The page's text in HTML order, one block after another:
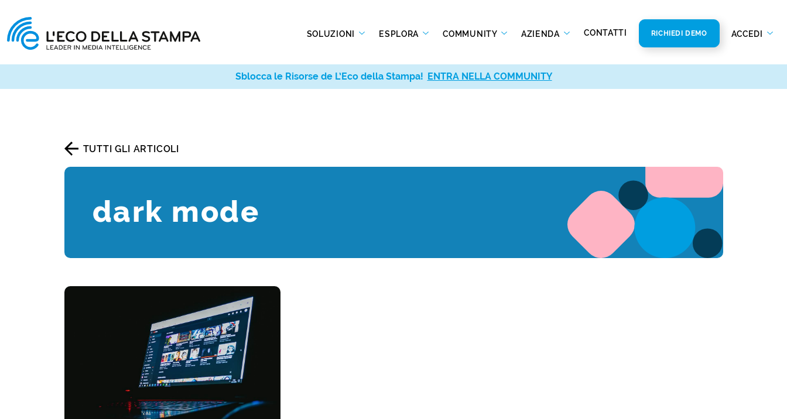
SOLUZIONI ESPLORA COMMUNITY AZIENDA CONTATTI RICHIEDI DEMO ACCEDI
TUTTI GLI ARTICOLI
dark mode
Sblocca le Risorse de L’Eco della Stampa! ENTRA NELLA COMMUNITY